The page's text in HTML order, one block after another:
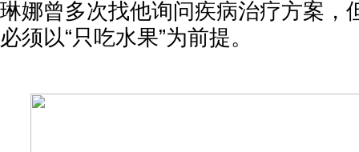
琳娜曾多次找他询问疾病治疗方案，
必须以“只吃水果”为前提。